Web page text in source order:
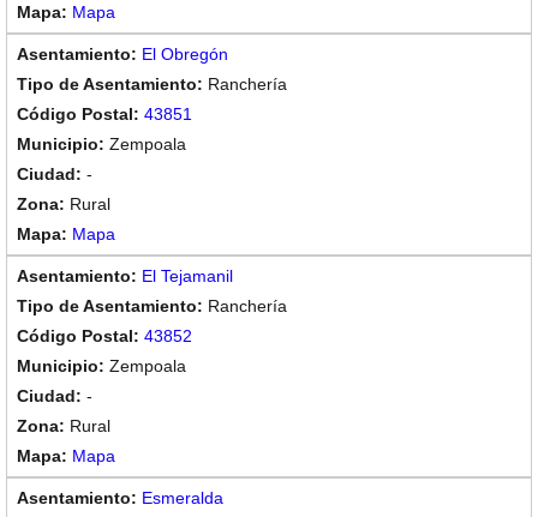
Mapa
El Obregón
Ranchería
43851
Zempoala
-
Rural
Mapa
El Tejamanil
Ranchería
43852
Zempoala
-
Rural
Mapa
Esmeralda